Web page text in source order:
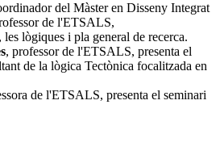
del Màster en Disseny Integrat
de l'ETSALS,
lògiques i pla general de recerca.
, professor de l'ETSALS, presenta el
de la lògica Tectònica focalitzada en
de l'ETSALS, presenta el seminari